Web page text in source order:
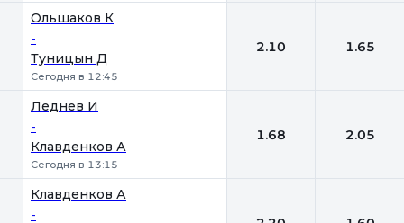
Ольшаков К
-
Туницын Д
Сегодня в 12:45
2.10 1.65
Леднев И
-
Клавденков А
Сегодня в 13:15
1.68 2.05
Клавденков А
-